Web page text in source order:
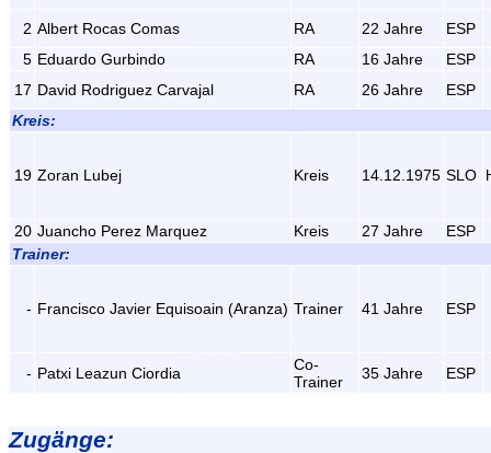
2 Albert Rocas Comas RA 22 Jahre
ESP
5 Eduardo Gurbindo RA 16 Jahre
ESP
17 David Rodriguez Carvajal RA 26 Jahre
ESP
Kreis:
19 Zoran Lubej Kreis 14.12.1975 SLO
20 Juancho Perez Marquez Kreis 27 Jahre
ESP
Trainer:
- Francisco Javier Equisoain (Aranza) Trainer 41 Jahre ESP
- Patxi Leazun Ciordia
Co-
Trainer
35 Jahre ESP
Zugänge: